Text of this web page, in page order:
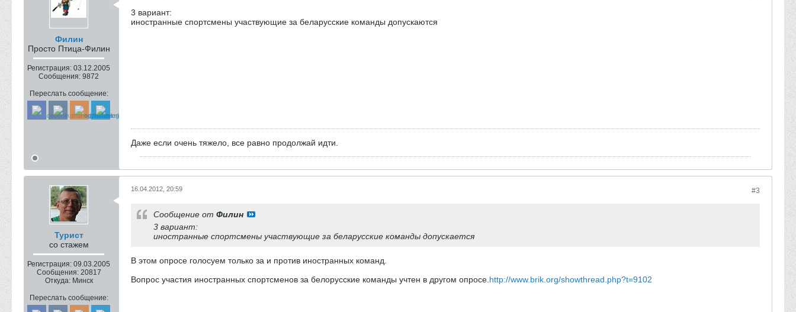
Филин
Просто Птица-Филин
Регистрация: 03.12.2005
Сообщения: 9872
Переслать сообщение:
3 вариант:
иностранные спортсмены участвующие за беларусские команды допускаются
Даже если очень тяжело, все равно продолжай идти.
Турист
со стажем
Регистрация: 09.03.2005
Сообщения: 20817
Откуда: Минск
Переслать сообщение:
#3
16.04.2012, 20:59
Сообщение от Филин
3 вариант:
иностранные спортсмены участвующие за беларусские команды допускается
В этом опросе голосуем только за и против иностранных команд.
Вопрос участия иностранных спортсменов за белорусские команды учтен в другом опросе. http://www.brik.org/showthread.php?t=9102